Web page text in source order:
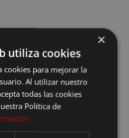
principales que lo
de muchos turistas
vista panorámica que
su piso número 19.
es el famoso ‘Over The
se trata deun
×
utiliza cookies
cookies para mejorar la
Al utilizar nuestro
todas las cookies
Política de